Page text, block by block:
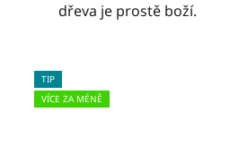
dřeva je prostě boží.
TIP
VÍCE ZA MÉNĚ